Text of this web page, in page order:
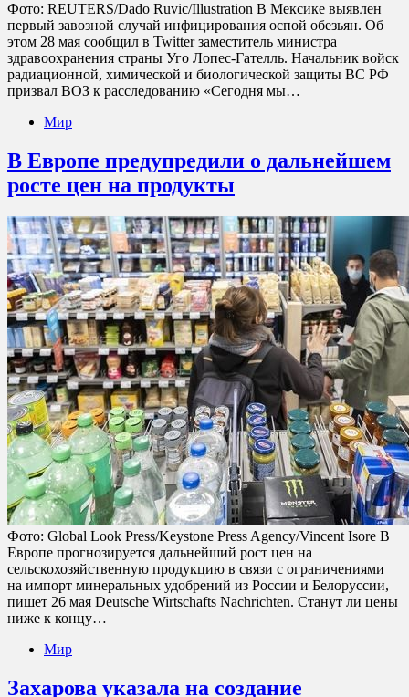
Фото: REUTERS/Dado Ruvic/Illustration В Мексике выявлен
первый завозной случай инфицирования оспой обезьян. Об
этом 28 мая сообщил в Twitter заместитель министра
здравоохранения страны Уго Лопес-Гателль. Начальник войск
радиационной, химической и биологической защиты ВС РФ
призвал ВОЗ к расследованию «Сегодня мы…
Мир
В Европе предупредили о дальнейшем
росте цен на продукты
Фото: Global Look Press/Keystone Press Agency/Vincent Isore В
Европе прогнозируется дальнейший рост цен на
сельскохозяйственную продукцию в связи с ограничениями
на импорт минеральных удобрений из России и Белоруссии,
пишет 26 мая Deutsche Wirtschafts Nachrichten. Станут ли цены
ниже к концу…
Мир
Захарова указала на создание